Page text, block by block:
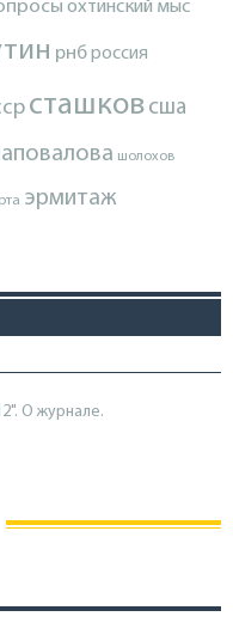
охтинский мыс
рнброссия
сташков сша
шолохов
эрмитаж
О журнале.